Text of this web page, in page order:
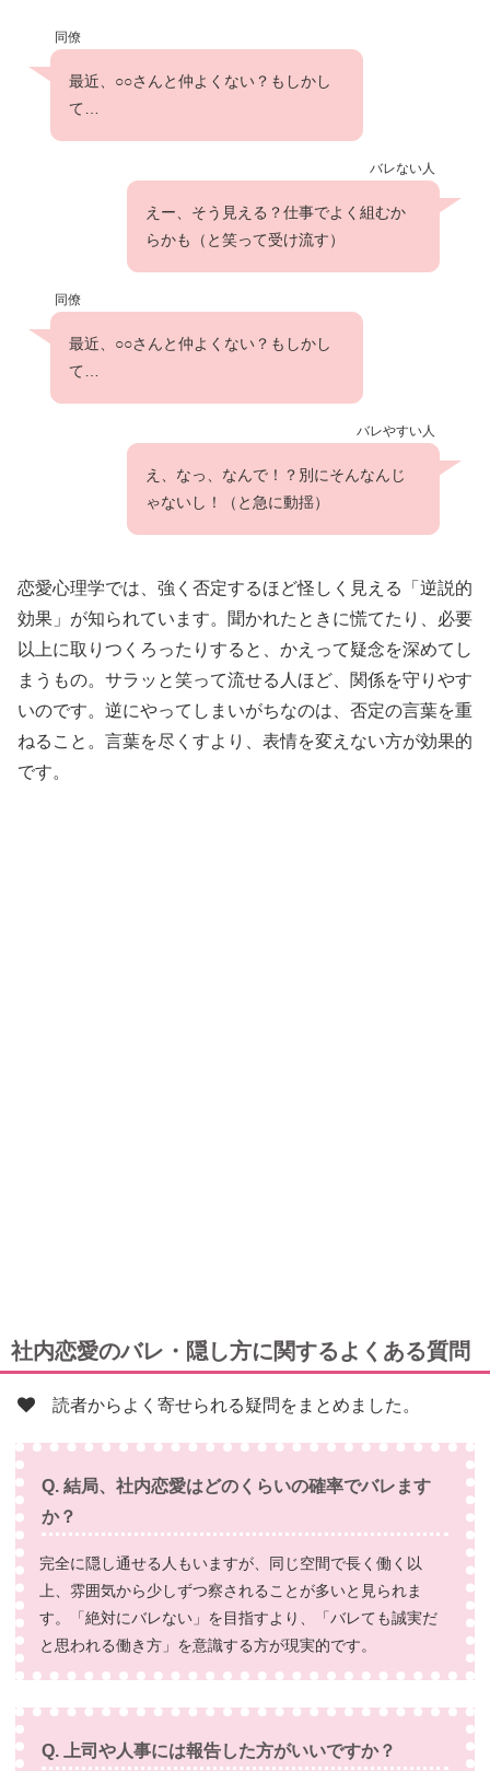
同僚
最近、○○さんと仲よくない？もしかし
て…
バレない人
えー、そう見える？仕事でよく組むか
らかも（と笑って受け流す）
同僚
最近、○○さんと仲よくない？もしかし
て…
バレやすい人
え、なっ、なんで！？別にそんなんじ
ゃないし！（と急に動揺）
恋愛心理学では、強く否定するほど怪しく見える「逆説的
効果」が知られています。聞かれたときに慌てたり、必要
以上に取りつくろったりすると、かえって疑念を深めてし
まうもの。サラッと笑って流せる人ほど、関係を守りやす
いのです。逆にやってしまいがちなのは、否定の言葉を重
ねること。言葉を尽くすより、表情を変えない方が効果的
です。
社内恋愛のバレ・隠し方に関するよくある質問
読者からよく寄せられる疑問をまとめました。
Q. 結局、社内恋愛はどのくらいの確率でバレます
か？
完全に隠し通せる人もいますが、同じ空間で長く働く以
上、雰囲気から少しずつ察されることが多いと見られま
す。「絶対にバレない」を目指すより、「バレても誠実だ
と思われる働き方」を意識する方が現実的です。
Q. 上司や人事には報告した方がいいですか？